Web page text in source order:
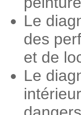
Le
des
et de
Le